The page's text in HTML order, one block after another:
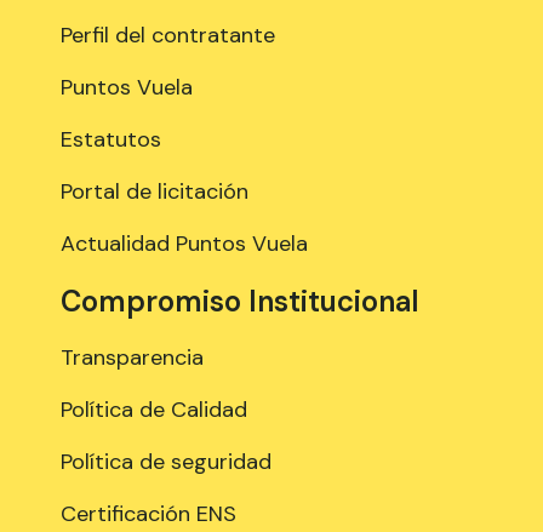
Perfil del contratante
Puntos Vuela
Estatutos
Portal de licitación
Actualidad Puntos Vuela
Compromiso Institucional
Transparencia
Política de Calidad
Política de seguridad
Certificación ENS